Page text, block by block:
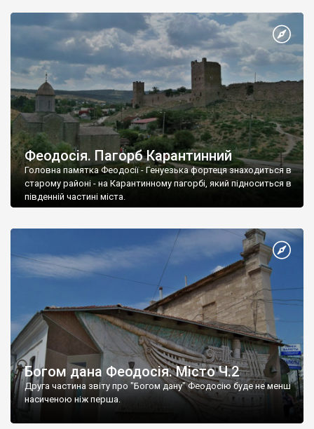
Феодосія. Пагорб Карантинний
Головна памятка Феодосії - Генуезька фортеця знаходиться в
старому районі - на Карантинному пагорбі, який підноситься в
південній частині міста.
Богом дана Феодосія. Місто Ч.2
Друга частина звіту про "Богом дану" Феодосію буде не менш
насиченою ніж перша.